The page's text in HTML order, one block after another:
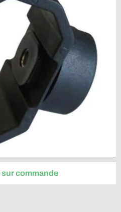
commande